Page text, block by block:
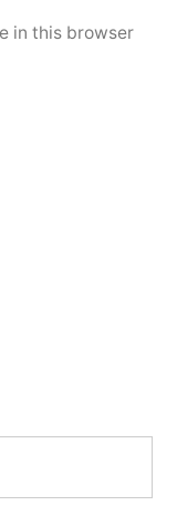
in this browser